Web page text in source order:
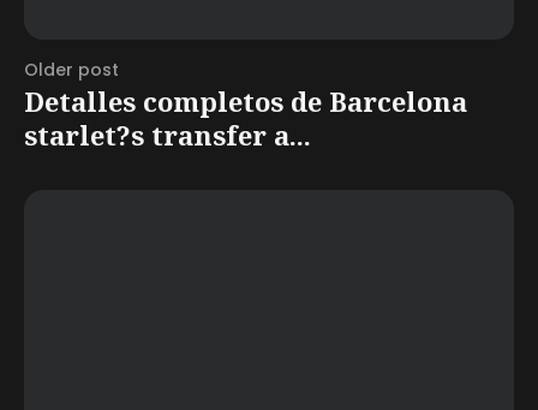
Older post
Detalles completos de Barcelona
starlet?s transfer a...